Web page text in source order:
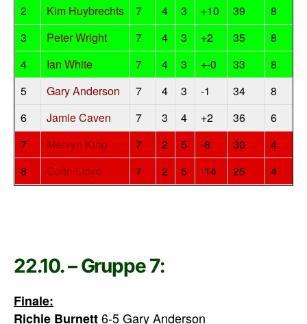
2
Kim Huybrechts 7 4 3 +10 39
8
3
Peter Wright 7 4 3 +2 35
8
4
Ian White 7 4 3 +-0 33
8
5
Gary Anderson 7 4 3 -1 34
8
6
Jamie Caven 7 3 4 +2 36
6
7
Mervyn King 7 2 5 -8 30
4
8
Colin Lloyd 7 2 5 -14 25 4
22.10. – Gruppe 7:
Finale:
Richie Burnett6-5 Gary Anderson